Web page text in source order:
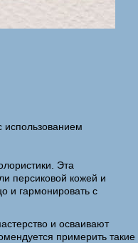
Эта
персиковой кожей и
и гармонировать с
и осваивают
примерить такие